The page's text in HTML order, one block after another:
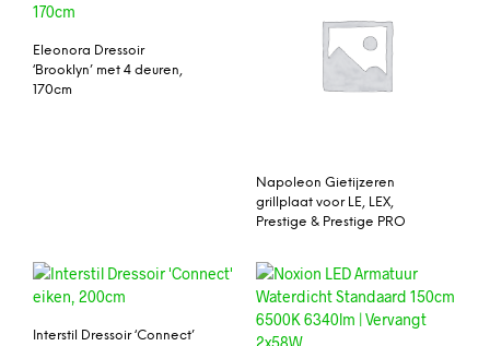
Eleonora Dressoir
‘Brooklyn’ met 4 deuren,
170cm
Napoleon Gietijzeren
grillplaat voor LE, LEX,
Prestige & Prestige PRO
Interstil Dressoir ‘Connect’